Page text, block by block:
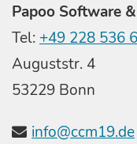
Papoo Software
Tel: +49 228 536
Auguststr. 4
53229 Bonn
info@ccm19.de